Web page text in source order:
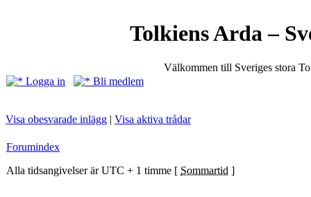
Tolkiens Arda –
Välkommen till Sveriges stora
Logga in
Bli medlem
Visa obesvarade inlägg | Visa aktiva trådar
Forumindex
Alla tidsangivelser är UTC + 1 timme [ Sommartid ]